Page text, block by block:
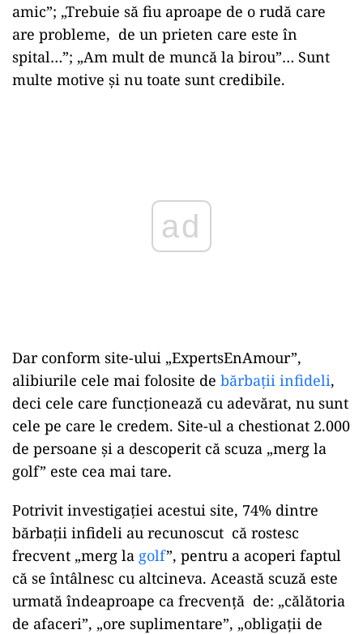
amic”; „Trebuie să fiu aproape de o rudă care
are probleme, de un prieten care este în
spital…”; „Am mult de muncă la birou”… Sunt
multe motive și nu toate sunt credibile.
Dar conform site-ului „ExpertsEnAmour”,
alibiurile cele mai folosite de bărbații infideli,
deci cele care funcționează cu adevărat, nu sunt
cele pe care le credem. Site-ul a chestionat 2.000
de persoane și a descoperit că scuza „merg la
golf” este cea mai tare.
Potrivit investigației acestui site, 74% dintre
bărbații infideli au recunoscut că rostesc
frecvent „merg la golf”, pentru a acoperi faptul
că se întâlnesc cu altcineva. Această scuză este
urmată îndeaproape ca frecvență de: „călătoria
de afaceri”, „ore suplimentare”, „obligații de